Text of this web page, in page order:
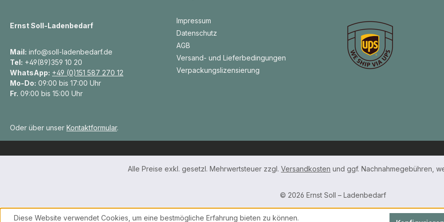
Ernst Soll-Ladenbedarf
Mail: info@soll-ladenbedarf.de
Tel: +49(89)359 10 20
WhatsApp: +49 (0)151 587 270 12
Mo-Do: 09:00 bis 17:00 Uhr
Fr. 09:00 bis 15:00 Uhr
Oder über unser Kontaktformular.
Impressum
Datenschutz
AGB
Versand- und Lieferbedingungen
Verpackungslizensierung
Alle Preise exkl. gesetzl. Mehrwertsteuer zzgl. Versandkosten und ggf. Nachnahmegebühren,
© 2026 Ernst Soll – Ladenbedarf
Diese Website verwendet Cookies, um eine bestmögliche Erfahrung bieten zu können.